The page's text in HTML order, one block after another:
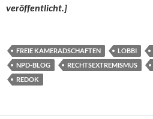
veröffentlicht.]
FREIE KAMERADSCHAFTEN LOBBI
NPD-BLOG
RECHTSEXTREMISMUS
REDOK